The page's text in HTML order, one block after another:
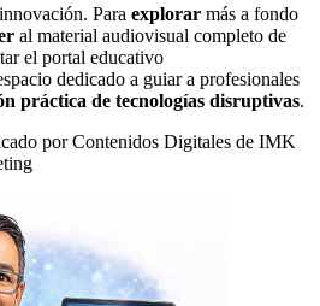
Para explorar más a fondo
al material audiovisual completo de
el portal educativo
dedicado a guiar a profesionales
práctica de tecnologías disruptivas.
por Contenidos Digitales de IMK